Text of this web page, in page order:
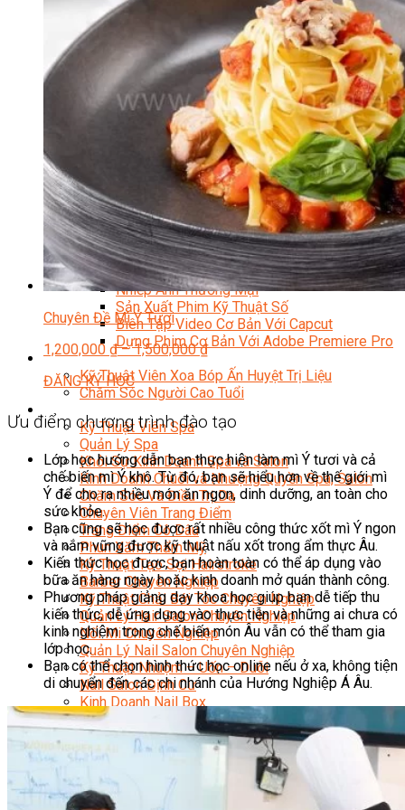
Facebook Marketing
Search Engine Optimization (SEO)
Quản Trị Fanpage
Facebook Ads
Google Ads
Content Marketing Đa Kênh
Digital Marketing Foundation
Bán Hàng Đa Kênh
Adobe Photoshop – Illustrator
Marketing Online Ngành F&B
Marketing Online Ngành Chăm Sóc Sắc Đẹp
Chuyên Đề Digital Marketing
Media Production
Chuyên Viên Tổ Chức Sự Kiện
Truyền Thông Đa Phương Tiện
Media Production
Nhiếp Ảnh Thương Mại
Sản Xuất Phim Kỹ Thuật Số
Biên Tập Video Cơ Bản Với Capcut
Dựng Phim Cơ Bản Với Adobe Premiere Pro
Sức Khỏe
Kỹ Thuật Viên Xoa Bóp Ấn Huyệt Trị Liệu
Chăm Sóc Người Cao Tuổi
Sắc Đẹp
Kỹ Thuật Viên Spa
Quản Lý Spa
Khởi Sự Kinh Doanh Spa và Salon
Kinh Doanh Chuỗi và Nhượng Quyền Spa, Salon
Chăm Sóc Và Điều Trị Da
Chuyên Viên Trang Điểm
Trang Điểm Cô Dâu
Phun Xăm Thẩm Mỹ
Kỹ Thuật Tạo Sợi Hairstroke
Barber Chuyên Nghiệp
Kỹ Thuật Chải Bới Tóc Chuyên Nghiệp
Quản Lý Hair Salon Chuyên Nghiệp
Nối Mi Chuyên Nghiệp
Quản Lý Nail Salon Chuyên Nghiệp
Kỹ Thuật Nhuộm – Uốn – Duỗi
Nail Salon Định Cư
Kinh Doanh Nail Box
Train The Trainer – Chuyên Ngành Nail
Chăm Sóc Mẹ Và Bé
Gội Đầu Dưỡng Sinh Và Massage Thư Giãn
Marketing Online Ngành Chăm Sóc Sắc Đẹp
Chuyên Đề Chăm Sóc Sắc Đẹp
Âm Nhạc
Chuyên Đề Mì Ý Tươi
1,200,000 ₫–1,500,000₫
ĐĂNG KÝ HỌC
Ưu điểm chương trình đào tạo
Lớp học hướng dẫn bạn thực hiện làm mì Ý tươi và cả
chế biến mì Ý khô. Từ đó, bạn sẽ hiểu hơn về thế giới mì
Ý để cho ra nhiều món ăn ngon, dinh dưỡng, an toàn cho
sức khỏe.
Bạn cũng sẽ học được rất nhiều công thức xốt mì Ý ngon
và nắm vững được kỹ thuật nấu xốt trong ẩm thực Âu.
Kiến thức học được, bạn hoàn toàn có thể áp dụng vào
bữa ăn hàng ngày hoặc kinh doanh mở quán thành công.
Phương pháp giảng dạy khoa học giúp bạn dễ tiếp thu
kiến thức, dễ ứng dụng vào thực tiễn và những ai chưa có
kinh nghiệm trong chế biến món Âu vẫn có thể tham gia
lớp học.
Bạn có thể chọn hình thức học online nếu ở xa, không tiện
di chuyển đến các chi nhánh của Hướng Nghiệp Á Âu.